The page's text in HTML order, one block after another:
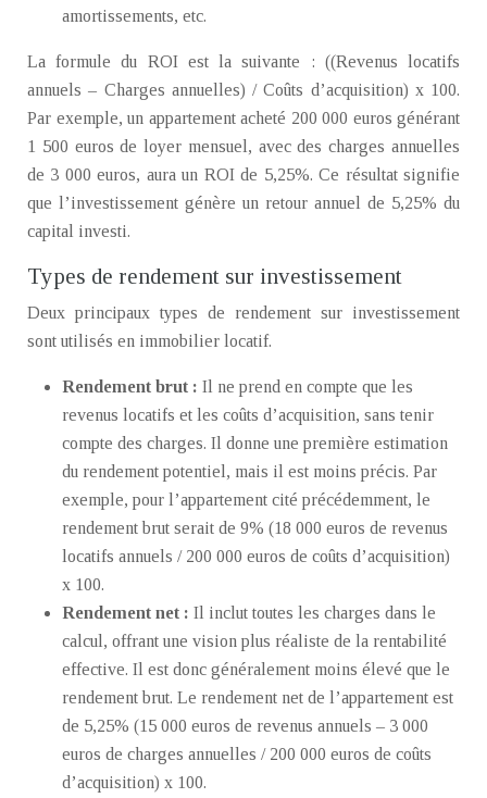
amortissements, etc.
La formule du ROI est la suivante : ((Revenus locatifs
annuels – Charges annuelles) / Coûts d’acquisition) x 100.
Par exemple, un appartement acheté 200 000 euros générant
1 500 euros de loyer mensuel, avec des charges annuelles
de 3 000 euros, aura un ROI de 5,25%. Ce résultat signifie
que l’investissement génère un retour annuel de 5,25% du
capital investi.
Types de rendement sur investissement
Deux principaux types de rendement sur investissement
sont utilisés en immobilier locatif.
Rendement brut : Il ne prend en compte que les
revenus locatifs et les coûts d’acquisition, sans tenir
compte des charges. Il donne une première estimation
du rendement potentiel, mais il est moins précis. Par
exemple, pour l’appartement cité précédemment, le
rendement brut serait de 9% (18 000 euros de revenus
locatifs annuels / 200 000 euros de coûts d’acquisition)
x 100.
Rendement net : Il inclut toutes les charges dans le
calcul, offrant une vision plus réaliste de la rentabilité
effective. Il est donc généralement moins élevé que le
rendement brut. Le rendement net de l’appartement est
de 5,25% (15 000 euros de revenus annuels – 3 000
euros de charges annuelles / 200 000 euros de coûts
d’acquisition) x 100.